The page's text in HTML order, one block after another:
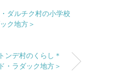
ダルチク村の小学校
ク地方＞
ンデ村のくらし＊
・ラダック地方＞